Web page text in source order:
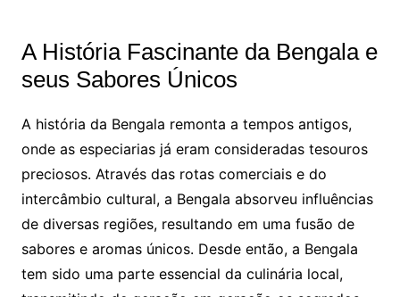
A História Fascinante da Bengala e
seus Sabores Únicos
A história da Bengala remonta a tempos antigos,
onde as especiarias já eram consideradas tesouros
preciosos. Através das rotas comerciais e do
intercâmbio cultural, a Bengala absorveu influências
de diversas regiões, resultando em uma fusão de
sabores e aromas únicos. Desde então, a Bengala
tem sido uma parte essencial da culinária local,